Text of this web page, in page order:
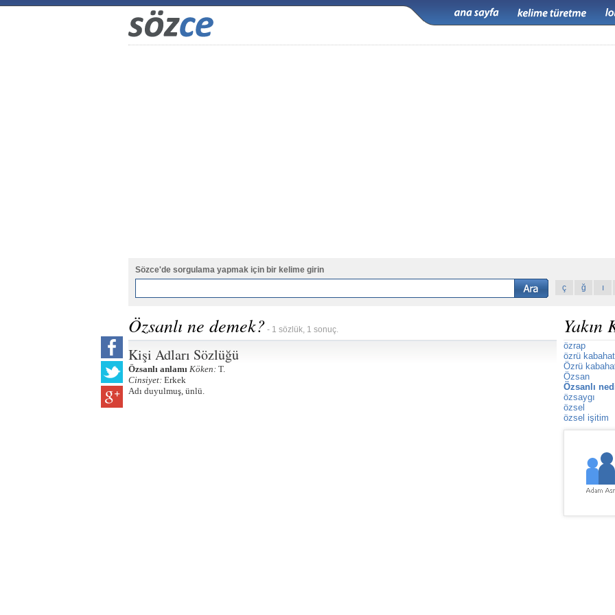
Sözce'de sorgulama yapmak için bir kelime girin
ç
ğ ı
Özsanlı ne demek? - 1 sözlük, 1 sonuç.
Kişi Adları Sözlüğü
Özsanlı anlamı Köken: T.
Cinsiyet: Erkek
Adı duyulmuş, ünlü.
Yakın
özrap
özrü
Özrü
Özsan
Özsanlı
özsaygı
özsel
özsel işitim